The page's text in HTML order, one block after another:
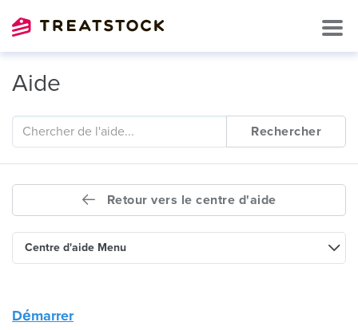
Aide
Rechercher
Retour vers le centre d'aide
Centre d'aide Menu
Démarrer